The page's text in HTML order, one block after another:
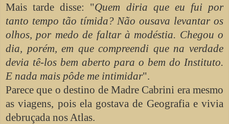
Mais tarde disse: "Quem diria que eu fui por
tanto tempo tão tímida? Não ousava levantar os
olhos, por medo de faltar à modéstia. Chegou o
dia, porém, em que compreendi que na verdade
devia tê-los bem aberto para o bem do Instituto.
E nada mais pôde me intimidar".
Parece que o destino de Madre Cabrini era mesmo
as viagens, pois ela gostava de Geografia e vivia
debruçada nos Atlas.